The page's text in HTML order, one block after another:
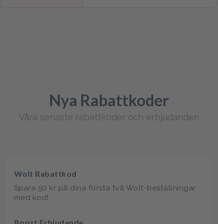
Nya Rabattkoder
Våra senaste rabattkoder och erbjudanden
Wolt Rabattkod
Spara 50 kr på dina första två Wolt-beställningar
med kod!